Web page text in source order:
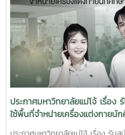
ประกาศมหาวิทยาลัยแม่โจ้ เรื่อง
ใช้พื้นที่จำหน่ายเครื่องแต่งกายนั